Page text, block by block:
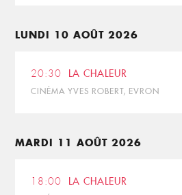
LUNDI 10 AOÛT 2026
20:30 LA CHALEUR
CINÉMA YVES ROBERT, EVRON
MARDI 11 AOÛT 2026
18:00 LA CHALEUR